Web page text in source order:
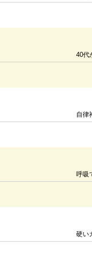
40代
自律
呼吸
硬い